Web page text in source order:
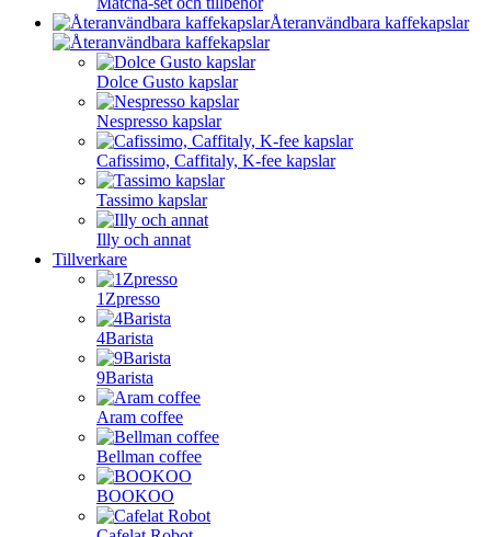
Återanvändbara kaffekapslar
Dolce Gusto kapslar
Nespresso kapslar
Cafissimo, Caffitaly, K-fee kapslar
Tassimo kapslar
Illy och annat
Tillverkare
1Zpresso
4Barista
9Barista
Aram coffee
Bellman coffee
BOOKOO